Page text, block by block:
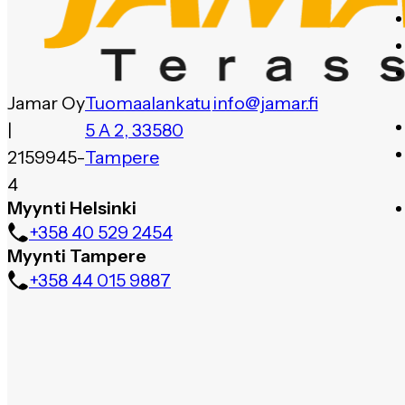
Jamar Oy
|
2159945-
4
Tuomaalankatu
5 A 2, 33580
Tampere
info@jamar.fi
Myynti Helsinki
+358 40 529 2454
Myynti Tampere
+358 44 015 9887